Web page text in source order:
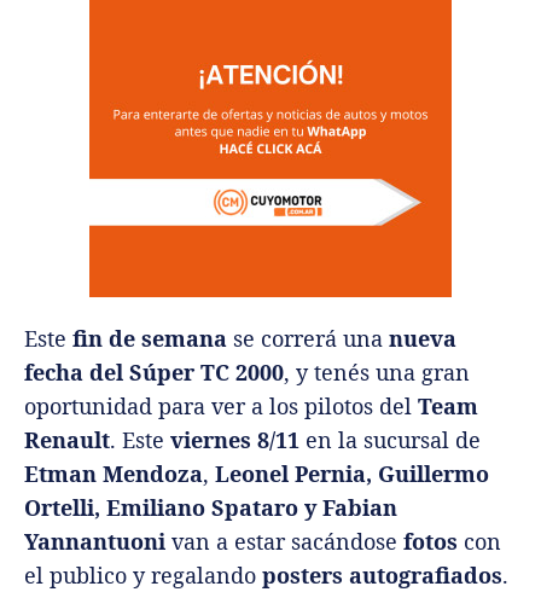
Este fin de semana se correrá una nueva
fecha del Súper TC 2000, y tenés una gran
oportunidad para ver a los pilotos del Team
Renault. Este viernes 8/11 en la sucursal de
Etman Mendoza, Leonel Pernia, Guillermo
Ortelli, Emiliano Spataro y Fabian
Yannantuoni van a estar sacándose fotos con
el publico y regalando posters autografiados.